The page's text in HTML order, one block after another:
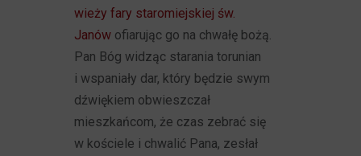
wieży fary staromiejskiej św.
Janów ofiarując go na chwałę bożą.
Pan Bóg widząc starania torunian
i wspaniały dar, który będzie swym
dźwiękiem obwieszczał
mieszkańcom, że czas zebrać się
w kościele i chwalić Pana, zesłał